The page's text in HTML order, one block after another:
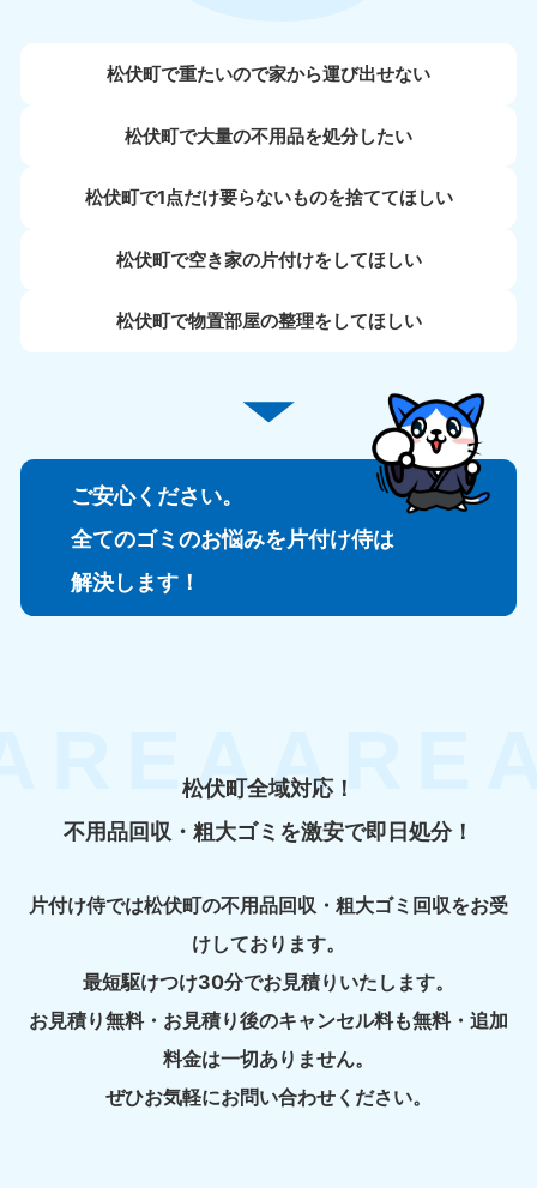
松伏町で重たいので家から運び出せない
松伏町で大量の不用品を処分したい
松伏町で1点だけ要らないものを捨ててほしい
松伏町で空き家の片付けをしてほしい
松伏町で物置部屋の整理をしてほしい
ご安心ください。
全てのゴミのお悩みを片付け侍は
解決します！
松伏町全域対応！
不用品回収・粗大ゴミを激安で即日処分！
片付け侍では松伏町の不用品回収・粗大ゴミ回収をお受
けしております。
最短駆けつけ30分でお見積りいたします。
お見積り無料・お見積り後のキャンセル料も無料・追加
料金は一切ありません。
ぜひお気軽にお問い合わせください。